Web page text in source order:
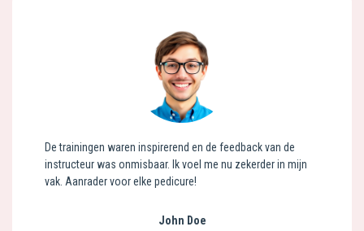
De trainingen waren inspirerend en de feedback van de
instructeur was onmisbaar. Ik voel me nu zekerder in mijn
vak. Aanrader voor elke pedicure!
John Doe